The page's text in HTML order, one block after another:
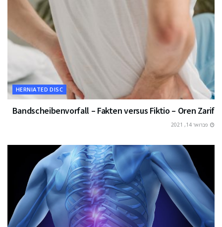
HERNIATED DISC
Bandscheibenvorfall – Fakten versus Fiktio – Oren Zarif
פברואר 14, 2021